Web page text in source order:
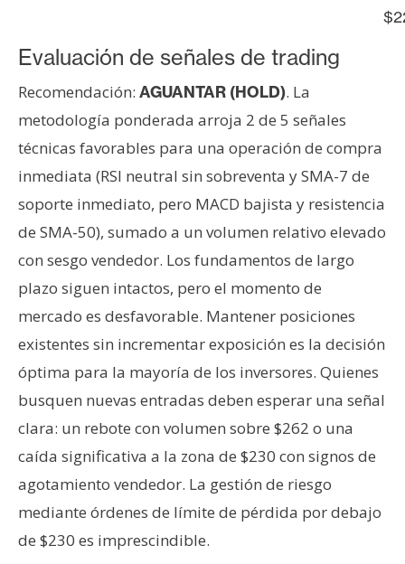
Evaluación de señales de trading
Recomendación: AGUANTAR (HOLD). La
metodología ponderada arroja 2 de 5 señales
técnicas favorables para una operación de compra
inmediata (RSI neutral sin sobreventa y SMA-7 de
soporte inmediato, pero MACD bajista y resistencia
de SMA-50), sumado a un volumen relativo elevado
con sesgo vendedor. Los fundamentos de largo
plazo siguen intactos, pero el momento de
mercado es desfavorable. Mantener posiciones
existentes sin incrementar exposición es la decisión
óptima para la mayoría de los inversores. Quienes
busquen nuevas entradas deben esperar una señal
clara: un rebote con volumen sobre $262 o una
caída significativa a la zona de $230 con signos de
agotamiento vendedor. La gestión de riesgo
mediante órdenes de límite de pérdida por debajo
de $230 es imprescindible.